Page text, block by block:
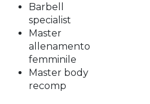
Barbell
specialist
Master
allenamento
femminile
Master body
recomp